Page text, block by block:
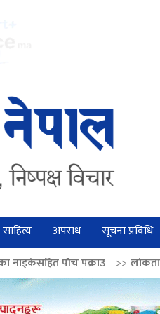
अपराध सूचना प्रविधि
>>लोकतान्त्रिक मूल्य सुदृढ